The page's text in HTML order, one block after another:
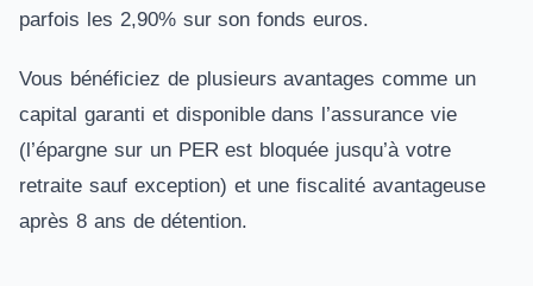
parfois les 2,90% sur son fonds euros.
Vous bénéficiez de plusieurs avantages comme un
capital garanti et disponible dans l’assurance vie
(l’épargne sur un PER est bloquée jusqu’à votre
retraite sauf exception) et une fiscalité avantageuse
après 8 ans de détention.